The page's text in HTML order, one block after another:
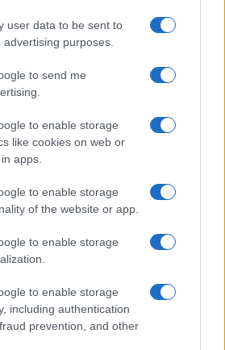
user data to be sent to
purposes.
to send me
to enable storage
like cookies on web or
apps.
to enable storage
of the website or app.
to enable storage
to enable storage
including authentication
prevention, and other
και Παλαιστινιακής
των συγκρούσεων
μεταξύ του
Al Jazeera και της
κάλυψη των συγκρούσεων
μεταξύ των
ασφαλείας και
πόλη Τζενίν στη